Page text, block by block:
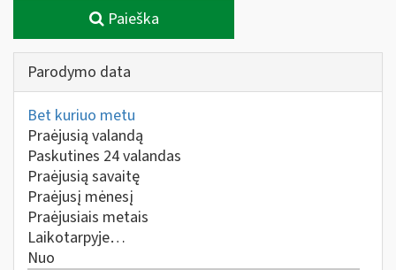
Paieška
Parodymo data
Bet kuriuo metu
Praėjusią valandą
Paskutines 24 valandas
Praėjusią savaitę
Praėjusį mėnesį
Praėjusiais metais
Laikotarpyje…
Nuo